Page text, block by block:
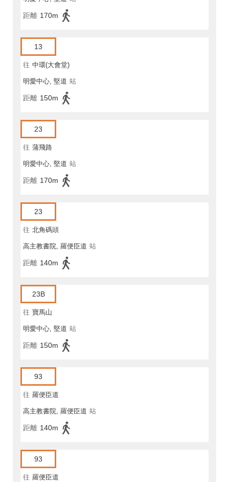
距離 170m
13
往 中環(大會堂)
明愛中心, 堅道 站
距離 150m
23
往 蒲飛路
明愛中心, 堅道 站
距離 170m
23
往 北角碼頭
高主教書院, 羅便臣道 站
距離 140m
23B
往 寶馬山
明愛中心, 堅道 站
距離 150m
93
往 羅便臣道
高主教書院, 羅便臣道 站
距離 140m
93
往 羅便臣道